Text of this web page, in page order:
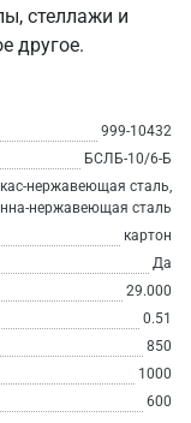
стеллажи и
другое.
999-10432
БСЛБ-10/6-Б
нержавеющая сталь,
нержавеющая сталь
картон
Да
29.000
0.51
850
1000
600